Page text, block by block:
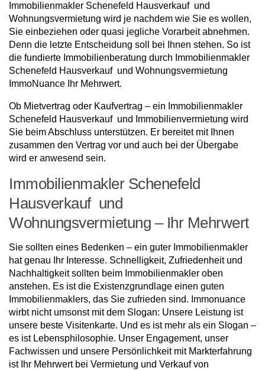
Immobilienmakler Schenefeld Hausverkauf und
Wohnungsvermietung wird je nachdem wie Sie es wollen,
Sie einbeziehen oder quasi jegliche Vorarbeit abnehmen.
Denn die letzte Entscheidung soll bei Ihnen stehen. So ist
die fundierte Immobilienberatung durch Immobilienmakler
Schenefeld Hausverkauf und Wohnungsvermietung
ImmoNuance Ihr Mehrwert.
Ob Mietvertrag oder Kaufvertrag – ein Immobilienmakler
Schenefeld Hausverkauf und Immobilienvermietung wird
Sie beim Abschluss unterstützen. Er bereitet mit Ihnen
zusammen den Vertrag vor und auch bei der Übergabe
wird er anwesend sein.
Immobilienmakler Schenefeld
Hausverkauf und
Wohnungsvermietung – Ihr Mehrwert
Sie sollten eines Bedenken – ein guter Immobilienmakler
hat genau Ihr Interesse. Schnelligkeit, Zufriedenheit und
Nachhaltigkeit sollten beim Immobilienmakler oben
anstehen. Es ist die Existenzgrundlage einen guten
Immobilienmaklers, das Sie zufrieden sind. Immonuance
wirbt nicht umsonst mit dem Slogan: Unsere Leistung ist
unsere beste Visitenkarte. Und es ist mehr als ein Slogan –
es ist Lebensphilosophie. Unser Engagement, unser
Fachwissen und unsere Persönlichkeit mit Markterfahrung
ist Ihr Mehrwert bei Vermietung und Verkauf von